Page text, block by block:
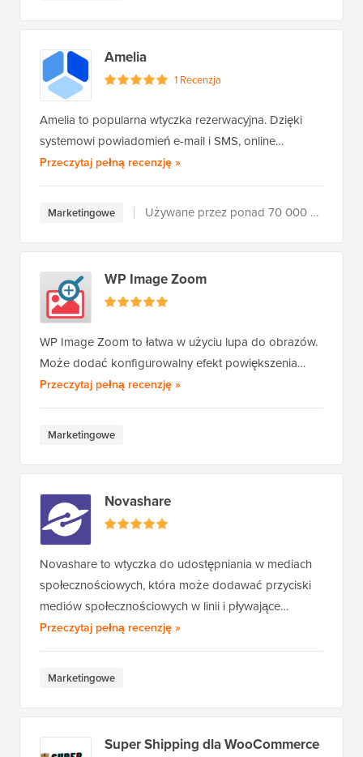
Amelia
1 Recenzja
Amelia to popularna wtyczka rezerwacyjna. Dzięki
systemowi powiadomień e-mail i SMS, online…
Przeczytaj pełną recenzjęAmelia
»
Marketingowe Używane przez ponad 70 000 użytkowników
WP Image Zoom
WP Image Zoom to łatwa w użyciu lupa do obrazów.
Może dodać konfigurowalny efekt powiększenia…
Przeczytaj pełną recenzjęWP Image Zoom
»
Marketingowe
Novashare
Novashare to wtyczka do udostępniania w mediach
społecznościowych, która może dodawać przyciski
mediów społecznościowych w linii i pływające…
Przeczytaj pełną recenzjęNovashare
»
Marketingowe
Super Shipping dla WooCommerce